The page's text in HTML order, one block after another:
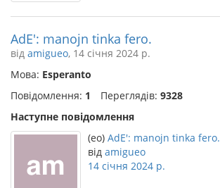
AdE': manojn tinka fero.
від amigueo, 14 січня 2024 р.
Мова: Esperanto
Повідомлення: 1 Переглядів: 9328
Наступне повідомлення
(eo) AdE': manojn tinka fero.
від amigueo
14 січня 2024 р.